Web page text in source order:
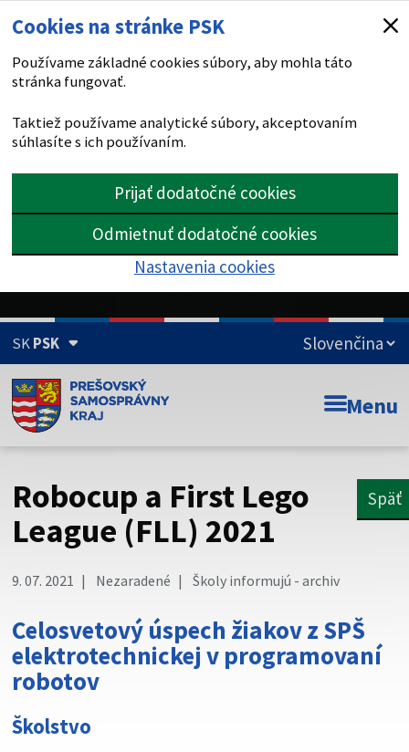
Cookies na stránke PSK
Používame základné cookies súbory, aby mohla táto
stránka fungovať.
Taktiež používame analytické súbory, akceptovaním
súhlasíte s ich používaním.
Prijať dodatočné cookies
Odmietnuť dodatočné cookies
Nastavenia cookies
SKPSK
Doména psk.sk je oficiálna
Toto je oficiálna webová stránka Prešovského
Táto stránka je zabezpečená
cez zabezpečenú webovú stránku. Zabezpečená stránka
vždy začína https:// pred názvom domény webového sídla.
Menu
Robocup a First Lego
League (FLL) 2021
Späť
9. 07. 2021 Nezaradené Školy informujú - archiv
Celosvetový úspech žiakov z SPŠ
elektrotechnickej v programovaní
robotov
Školstvo